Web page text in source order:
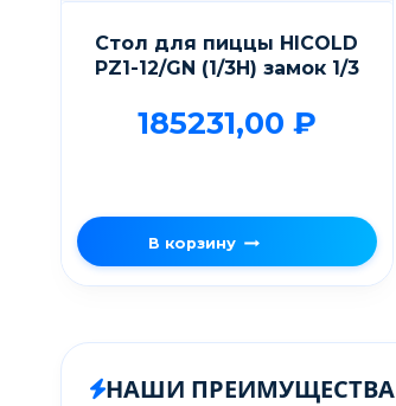
Стол для пиццы HICOLD
PZ1-12/GN (1/3H) замок 1/3
185231,00 ₽
В корзину
НАШИ ПРЕИМУЩЕСТВА